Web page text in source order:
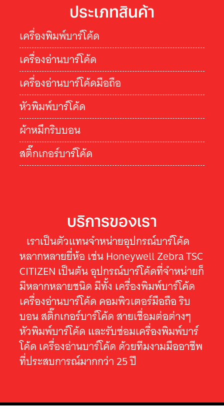
ประเภทสินค้า
เครื่องพิมพ์บาร์โค้ด
เครื่องอ่านบาร์โค้ด
เครื่องอ่านบาร์โค้ดมือถือ
หัวพิมพ์บาร์โค้ด
ผ้าหมึกริบบอน
สติ๊กเกอร์บาร์โค้ด
บริการของเรา
เราเป็นตัวแทนจำหน่ายอุปกรณ์บาร์โค้ด
หลากหลายยี่ห้อ เช่น Honeywell Zebra TSC
CITIZEN เป็นต้น อุปกรณ์บาร์โค้ดที่จำหน่ายก็
มีหลากหลายชนิด มีทั้ง เครื่องพิมพ์บาร์โค้ด
เครื่องอ่านบาร์โค้ด คอมพิวเตอร์มือถือ ริบ
บอน สติ๊กเกอร์บาร์โค้ด สายเชื่อมต่อต่างๆ
หัวพิมพ์บาร์โค้ด และรับซ่อมเครื่องพิมพ์บาร์
โค้ด เครื่องอ่านบาร์โค้ด ด้วยทีมงามมืออาชีพ
ที่ประสบการณ์มากกว่า 25 ปี